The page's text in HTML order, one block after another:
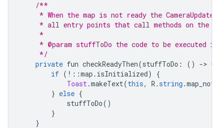
/**
* When the map is not ready the
* all entry points that call methods on the
*
* @param stuffToDo the code to be executed
*/
private fun checkReadyThen(stuffToDo : () ->
if (!::map . isInitialized)
{
Toast.makeText(this, R .string .
} else {
stuffToDo()
}
}